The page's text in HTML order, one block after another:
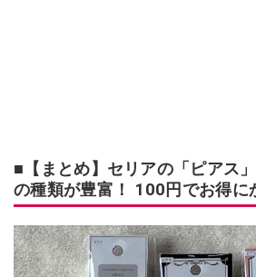
■【まとめ】セリアの「ピアス
の種類が豊富！ 100円でお得に